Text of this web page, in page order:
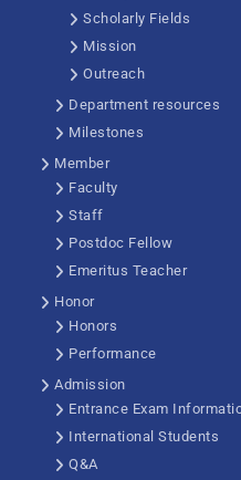
Scholarly Fields
Mission
Outreach
Department resources
Milestones
Member
Faculty
Staff
Postdoc Fellow
Emeritus Teacher
Honor
Honors
Performance
Admission
Entrance Exam
International Students
Q&A